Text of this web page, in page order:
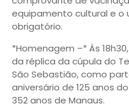
equipamento cultural e o
obrigatório.
*Homenagem –* Às
da réplica da cúpula do
São Sebastião, como
aniversário de 125 anos
352 anos de Manaus.